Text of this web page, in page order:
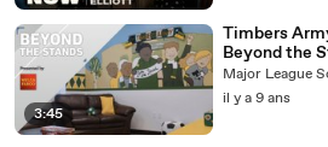
3:45
Timbers
Beyond the
Fargo
Major League
il y a 9 ans